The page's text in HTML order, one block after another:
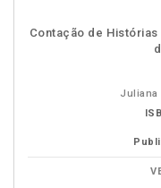
Contação de
Juliana